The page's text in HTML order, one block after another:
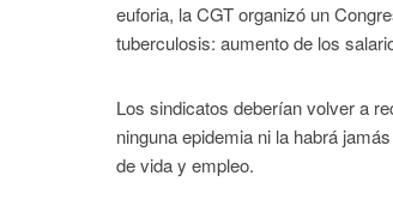
euforia, la CGT organizó un
tuberculosis: aumento de los
Los sindicatos deberían volver a
ninguna epidemia ni la habrá
de vida y empleo.